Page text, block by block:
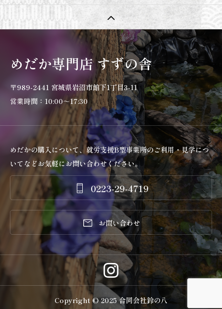
めだか専門店 すずの舎
〒989-2441 宮城県岩沼市館下1丁目3-11
営業時間：10:00～17:30
めだかの購入について、就労支援B型事業所のご利用・見学につ
いてなどお気軽にお問い合わせください。
 0223-29-4719
 お問い合わせ
Copyright © 2025 合同会社鈴の八